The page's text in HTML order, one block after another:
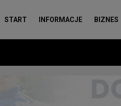
START INFORMACJE BIZNES